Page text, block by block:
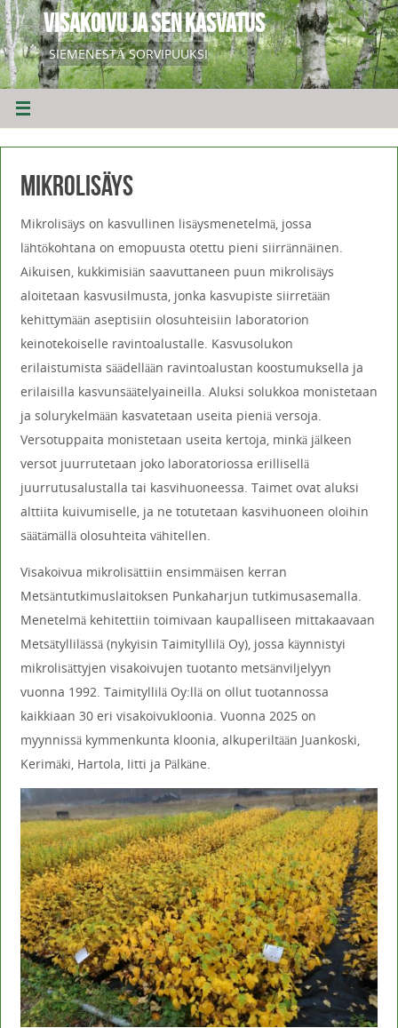
VISAKOIVU JA SEN KASVATUS
SIEMENESTÄ SORVIPUUKSI
Mikrolisäys
Mikrolisäys on kasvullinen lisäysmenetelmä, jossa
lähtökohtana on emopuusta otettu pieni siirrännäinen.
Aikuisen, kukkimisiän saavuttaneen puun mikrolisäys
aloitetaan kasvusilmusta, jonka kasvupiste siirretään
kehittymään aseptisiin olosuhteisiin laboratorion
keinotekoiselle ravintoalustalle. Kasvusolukon
erilaistumista säädellään ravintoalustan koostumuksella ja
erilaisilla kasvunsäätelyaineilla. Aluksi solukkoa monistetaan
ja solurykelmään kasvatetaan useita pieniä versoja.
Versotuppaita monistetaan useita kertoja, minkä jälkeen
versot juurrutetaan joko laboratoriossa erillisellä
juurrutusalustalla tai kasvihuoneessa. Taimet ovat aluksi
alttiita kuivumiselle, ja ne totutetaan kasvihuoneen oloihin
säätämällä olosuhteita vähitellen.
Visakoivua mikrolisättiin ensimmäisen kerran
Metsäntutkimuslaitoksen Punkaharjun tutkimusasemalla.
Menetelmä kehitettiin toimivaan kaupalliseen mittakaavaan
Metsätyllilässä (nykyisin Taimityllilä Oy), jossa käynnistyi
mikrolisättyjen visakoivujen tuotanto metsänviljelyyn
vuonna 1992. Taimityllilä Oy:llä on ollut tuotannossa
kaikkiaan 30 eri visakoivukloonia. Vuonna 2025 on
myynnissä kymmenkunta kloonia, alkuperiltään Juankoski,
Kerimäki, Hartola, Iitti ja Pälkäne.